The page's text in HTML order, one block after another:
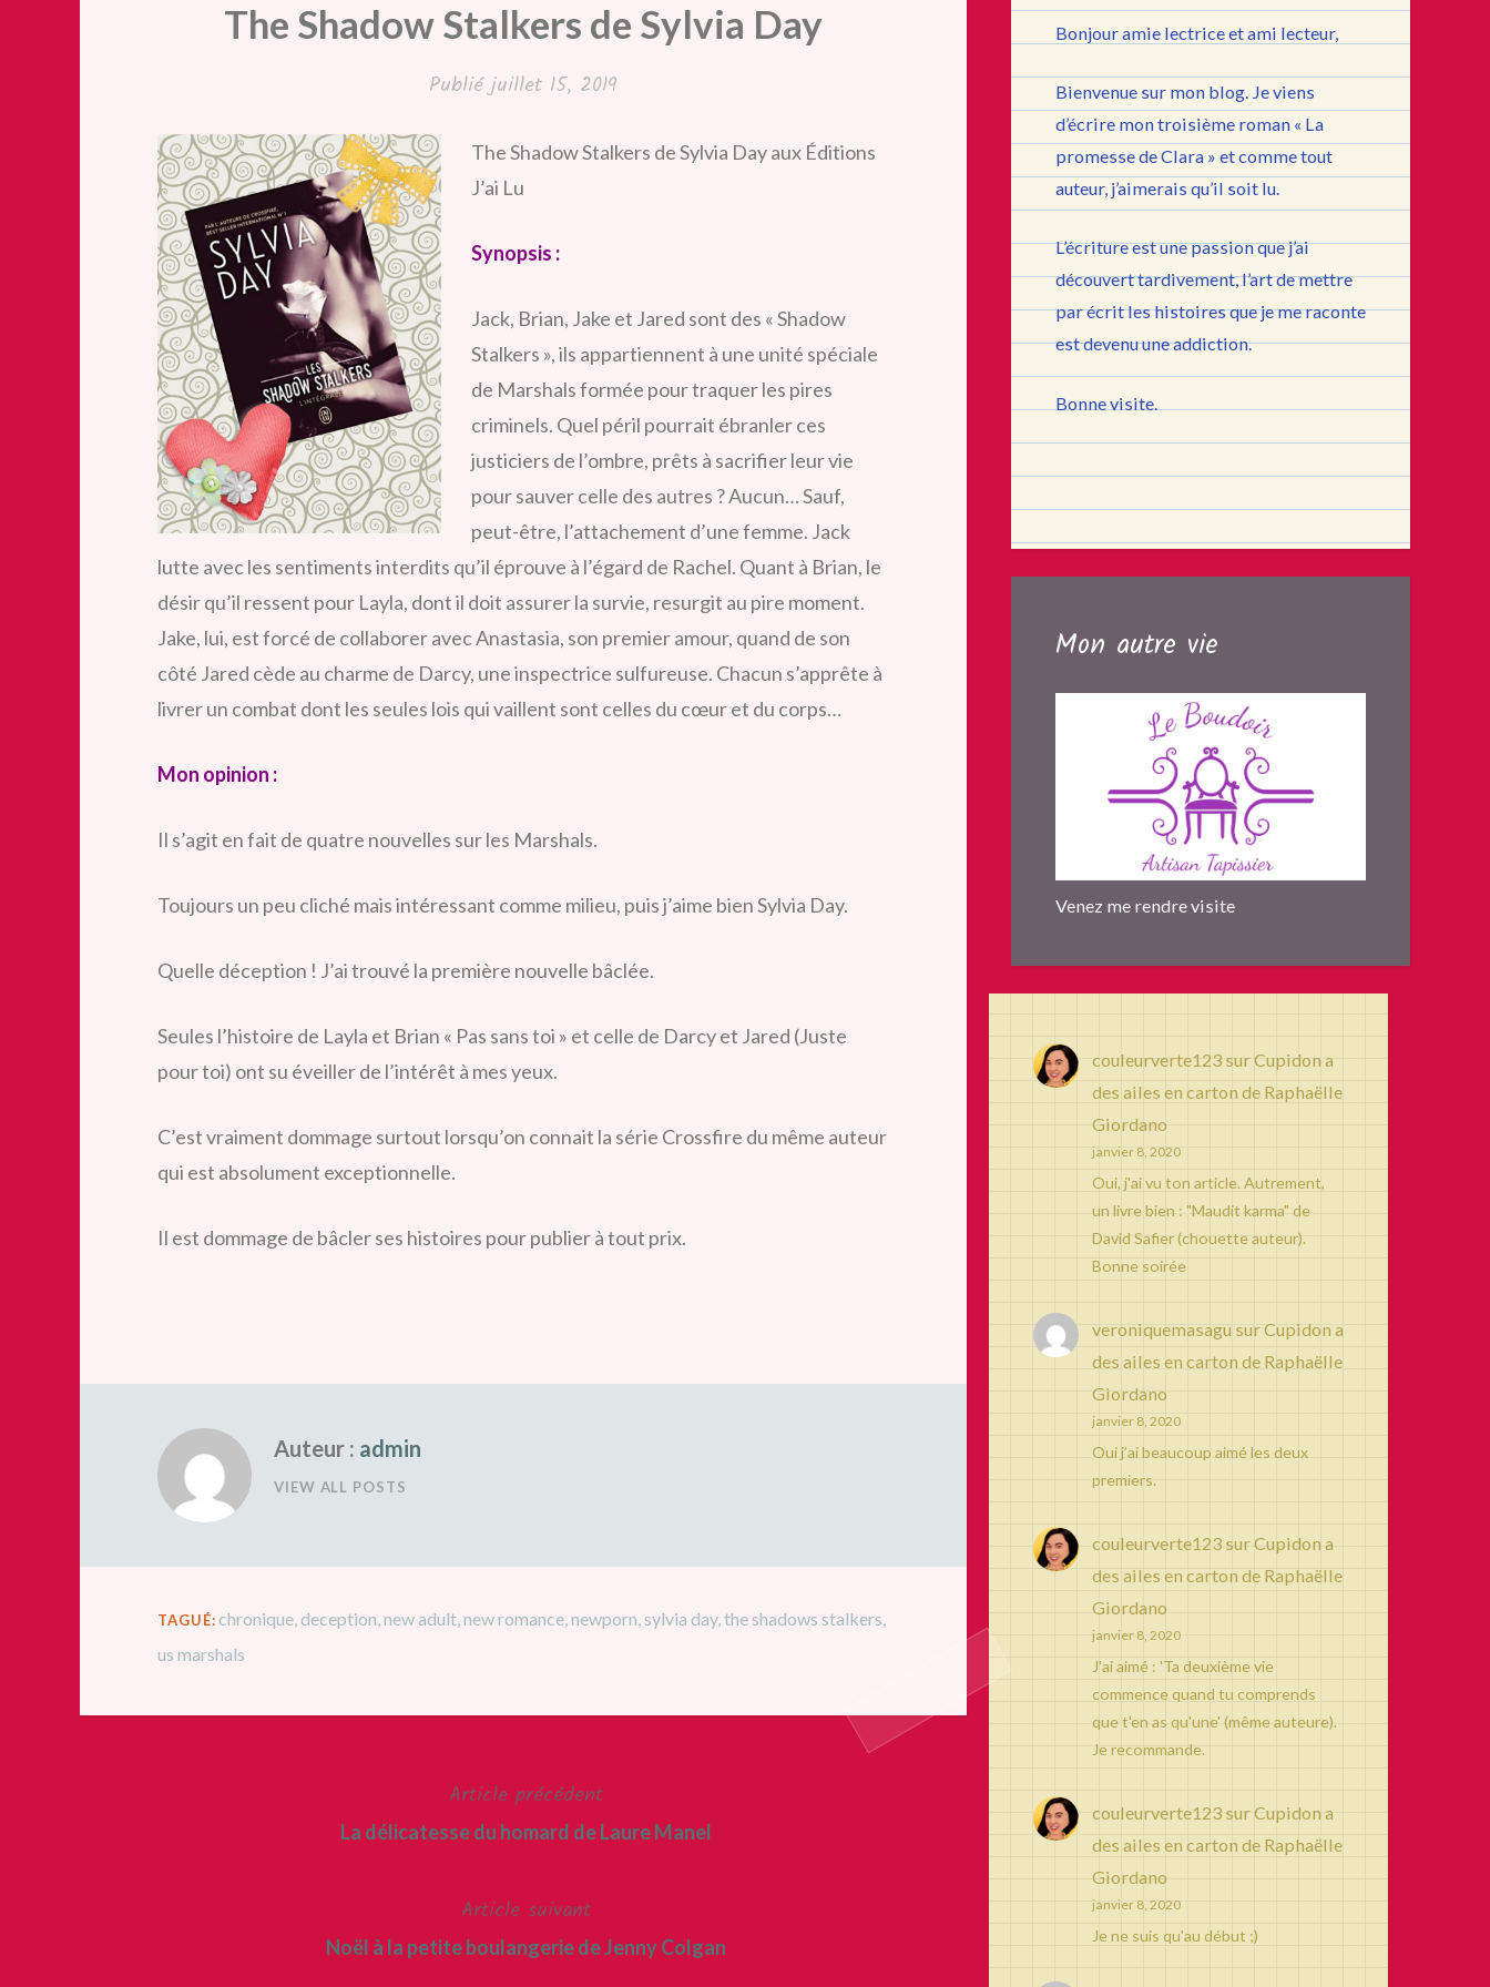
The Shadow Stalkers de Sylvia Day
Publiéjuillet 15, 2019
The Shadow Stalkers de Sylvia Day aux Éditions
J’ai Lu
Synopsis :
Jack, Brian, Jake et Jared sont des « Shadow
Stalkers », ils appartiennent à une unité spéciale
de Marshals formée pour traquer les pires
criminels. Quel péril pourrait ébranler ces
justiciers de l’ombre, prêts à sacrifier leur vie
pour sauver celle des autres ? Aucun… Sauf,
peut-être, l’attachement d’une femme. Jack
lutte avec les sentiments interdits qu’il éprouve à l’égard de Rachel. Quant à Brian, le
désir qu’il ressent pour Layla, dont il doit assurer la survie, resurgit au pire moment.
Jake, lui, est forcé de collaborer avec Anastasia, son premier amour, quand de son
côté Jared cède au charme de Darcy, une inspectrice sulfureuse. Chacun s’apprête à
livrer un combat dont les seules lois qui vaillent sont celles du cœur et du corps…
Mon opinion :
Il s’agit en fait de quatre nouvelles sur les Marshals.
Toujours un peu cliché mais intéressant comme milieu, puisj’aime bien Sylvia Day.
Quelle déception ! J’ai trouvé la première nouvelle bâclée.
Seules l’histoire de Layla et Brian « Pas sans toi » et celle de Darcy et Jared (Juste
pour toi) ont su éveiller de l’intérêt à mes yeux.
C’est vraiment dommage surtout lorsqu’on connait la série Crossfire du même auteur
qui est absolument exceptionnelle.
Il est dommage de bâcler ses histoires pour publier à tout prix.
Auteur : admin
VIEW ALL POSTS
TAGUÉ: chronique deception ,new adult ,new romance ,newporn sylvia day,the shadows stalkers
us marshals
Article précédent
La délicatesse du homard de Laure Manel
Article suivant
Noël à la petite boulangerie de Jenny Colgan
Bonjour amie lectrice et ami lecteur,
Bienvenue sur mon blog. Je viens
d’écrire mon troisième roman « La
promesse de Clara » et comme tout
auteur, j’aimerais qu’il soit lu.
L’écriture est une passion que j’ai
découvert tardivement, l’art de mettre
par écrit les histoires que je me raconte
est devenu une addiction.
Bonne visite.
Mon autre vie
Venez me rendre visite
couleurverte123surCupidon a
des ailes en carton de Raphaëlle
Giordano
janvier 8, 2020
Oui, j'ai vu ton article. Autrement,
un livre bien : "Maudit karma" de
David Safier (chouette auteur).
Bonne soirée
veroniquemasagu surCupidon a
des ailes en carton de Raphaëlle
Giordano
janvier 8, 2020
Oui j’ai beaucoup aimé les deux
premiers.
couleurverte123surCupidon a
des ailes en carton de Raphaëlle
Giordano
janvier 8, 2020
J'ai aimé : 'Ta deuxième vie
commence quand tu comprends
que t'en as qu'une' (même auteure).
Je recommande.
couleurverte123surCupidon a
des ailes en carton de Raphaëlle
Giordano
janvier 8, 2020
Je ne suis qu'au début ;)